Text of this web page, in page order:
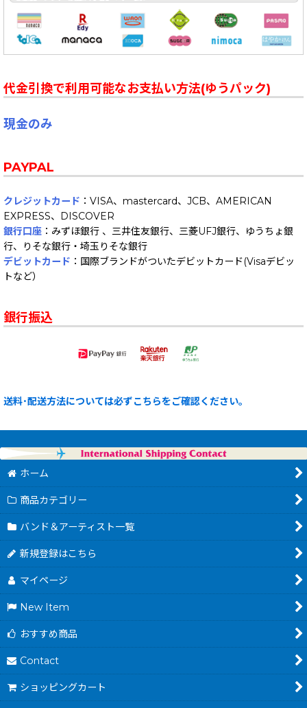
代金引換で利用可能なお支払い方法(ゆうパック)
現金のみ
PAYPAL
クレジットカード ：VISA、mastercard、JCB、AMERICAN
EXPRESS、DISCOVER
銀行口座 ：みずほ銀行 、三井住友銀行、三菱UFJ銀行、ゆうちょ銀
行、りそな銀行・埼玉りそな銀行
デビットカード ：国際ブランドがついたデビットカード(Visaデビッ
トなど）
銀行振込
送料･配送方法については必ずこちらをご確認ください。
ホーム
商品カテゴリー
バンド＆アーティスト一覧
新規登録はこちら
マイページ
New Item
おすすめ商品
Contact
ショッピングカート